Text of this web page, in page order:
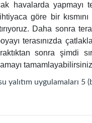
havalarda yapmayı
göre bir
Daha sonra
terasınızda
sonra şimdi
yalıtım uygulamaları 5